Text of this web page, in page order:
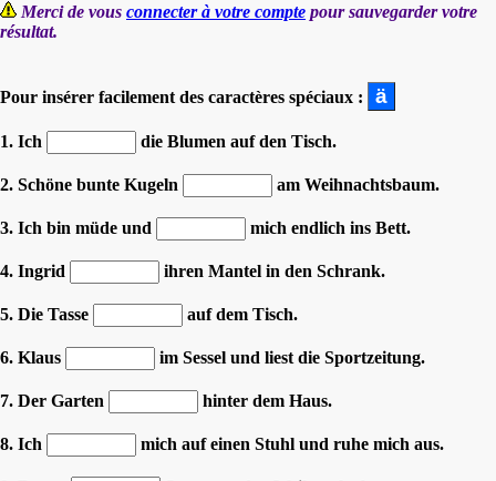
Merci de vous connecter à votre compte pour sauvegarder votre
résultat.
Pour insérer facilement des caractères spéciaux :
1. Ich die Blumen auf den Tisch.
2. Schöne bunte Kugeln am Weihnachtsbaum.
3. Ich bin müde und mich endlich ins Bett.
4. Ingrid ihren Mantel in den Schrank.
5. Die Tasse auf dem Tisch.
6. Klaus im Sessel und liest die Sportzeitung.
7. Der Garten hinter dem Haus.
8. Ich mich auf einen Stuhl und ruhe mich aus.